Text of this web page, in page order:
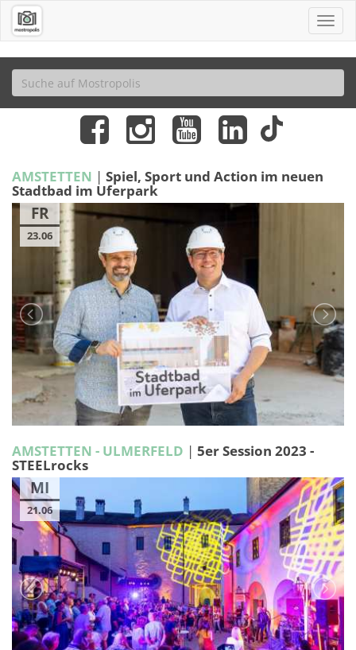
AMSTETTEN | Spiel, Sport und Action im neuen
Stadtbad im Uferpark
FR
23.06
AMSTETTEN - ULMERFELD | 5er Session 2023 -
STEELrocks
MI
21.06